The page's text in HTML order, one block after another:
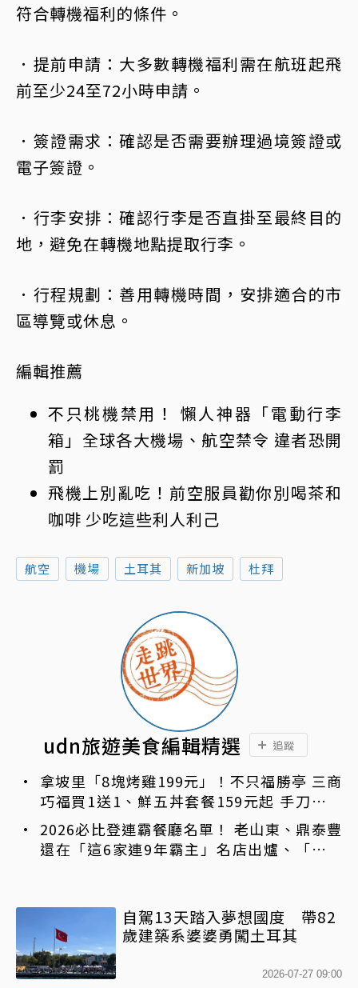
符合轉機福利的條件。
．提前申請：大多數轉機福利需在航班起飛
前至少24至72小時申請。
．簽證需求：確認是否需要辦理過境簽證或
電子簽證。
．行李安排：確認行李是否直掛至最終目的
地，避免在轉機地點提取行李。
．行程規劃：善用轉機時間，安排適合的市
區導覽或休息。
編輯推薦
不只桃機禁用！ 懶人神器「電動行李
箱」全球各大機場、航空禁令 違者恐開
罰
飛機上別亂吃！前空服員勸你別喝茶和
咖啡 少吃這些利人利己
航空 機場 土耳其 新加坡 杜拜
udn旅遊美食編輯精選 追蹤
拿坡里「8塊烤雞199元」！不只福勝亭 三商
巧福買1送1、鮮五丼套餐159元起 手刀免費
領優惠
2026必比登連霸餐廳名單！ 老山東、鼎泰豐
還在「這6家連9年霸主」名店出爐、「這家
自駕13天踏入夢想國度 帶82
歲建築系婆婆勇闖土耳其
2026-07-27 09:00